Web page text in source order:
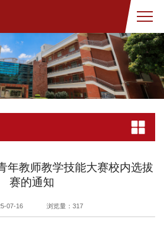
年教师教学技能大赛校内选拔
赛的通知
07-16 浏览量： 317